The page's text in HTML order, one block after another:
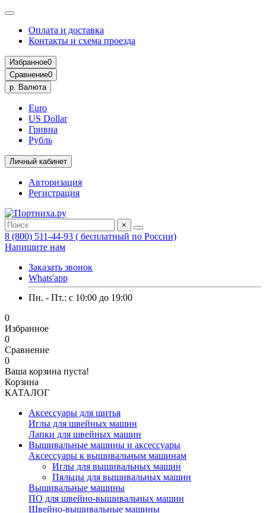
Оплата и доставка
Контакты и схема проезда
Избранное0
Сравнение0
р. Валюта
Euro
US Dollar
Гривна
Рубль
Личный кабинет
Авторизация
Регистрация
×
8 (800) 511-44-93 ( бесплатный по России)
Напишите нам
Заказать звонок
Whats'app
Пн. - Пт.: c 10:00 до 19:00
0
Избранное
0
Сравнение
0
Ваша корзина пуста!
Корзина
КАТАЛОГ
Аксессуары для шитья
Иглы для швейных машин
Лапки для швейных машин
Вышивальные машины и аксессуары
Аксессуары к вышивальным машинам
Иглы для вышивальных машин
Пяльцы для вышивальных машин
Вышивальные машины
ПО для швейно-вышивальных машин
Швейно-вышивальные машины